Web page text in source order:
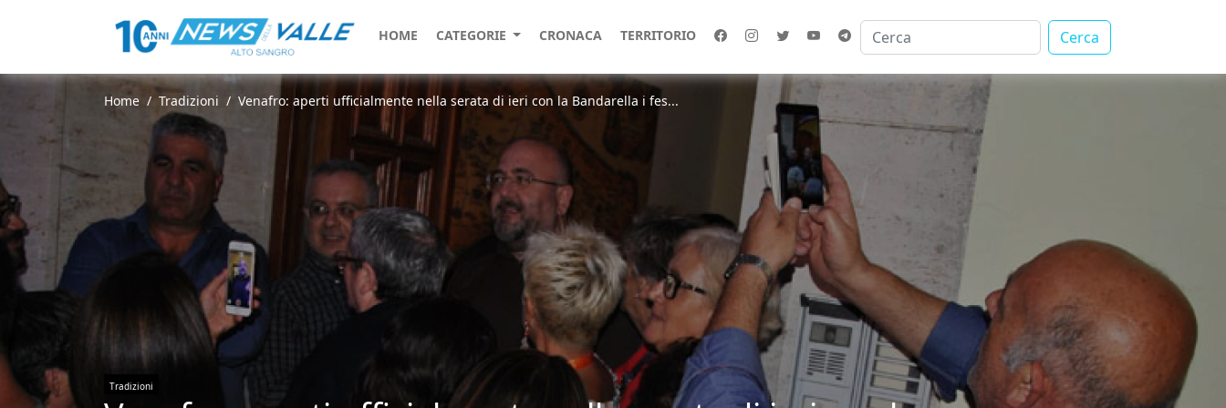
HOME CATEGORIE CRONACA TERRITORIO Cerca
Home Tradizioni Venafro: aperti ufficialmente nella serata di ieri con la Bandarella i fes...
Tradizioni